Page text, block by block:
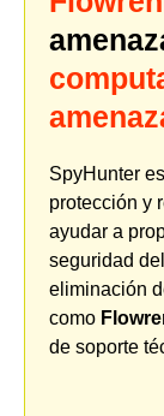
SpyHunter
protección y
ayudar a
seguridad
eliminación
como
de soporte